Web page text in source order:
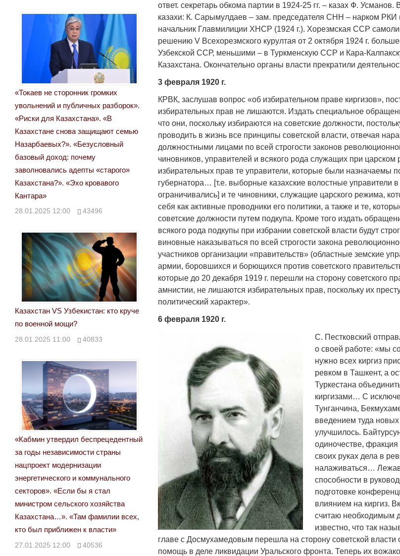
ответ. секретарь обкома партии в 1924-25 гг. – казах Ф.
казахи: К. Сарымулдаев – зам. председателя СНН – нарком РКИ
начальник Главмилиции ХНСР (1924 г.). Хорезмская ССР
решению V Всехорезмского курултая от 2 октября 1924 г.
Узбекской ССР, меньшими – в Туркменскую ССР и Кара-
Казахстана. Окончательно органы власти прекратили
3 февраля 1920 г.
КРВК, заслушав вопрос «об избирательном праве киргизов»,
избирательных прав не лишаются. Издать специальное
что они, поскольку избираются на советские должности,
проводить в жизнь все принципы советской власти, отвечая
должностными лицами по всей строгости законов
чиновников, управителей и всякого рода служащих при
избирательных прав те управители, которые были назначаемы
губернатора… [т.е. выборные казахские волостные управители
ограничивались] и те чиновники, служащие царского режима,
себя как активные проводники его политики, а также и те,
советские должности путем подкупа. Кроме того издать
всякого рода подкупы при избрании советской власти будут
виновные наказываться по всей строгости закона
участников организации «правительств» (областные земские
армии, боровшихся и борющихся против советского
которые до 20 декабря 1919 г. перешли на сторону советского
амнистии, не лишаются избирательных прав, поскольку их
политический характер».
6 февраля 1920 г.
С. Пестковский
о своей работе: «мы
нужно всех киргиз
ревком в Ташкент, а
Туркестана
киргизами… С
Тунганчина,
введением туда
улучшилось.
одиночестве, фракция
своих руках дела в
налаживаться…
способности в
подготовке
влиянием на киргиз.
считаю необходимым
известно, что так
главе с Досмухамедовым перешла на сторону советской власти
помощь в деле ликвидации Уральского фронта. Теперь их
«Токаев не сторонник громких
увольнений и публичных разборок».
«Риски для Казахстана». «В
Казахстане снова защищают семью
Назарбаевых?». «Безусловный
базовый доход: почему
заволновались адепты «старого»
Казахстана?». «Эхо кровавого
Кантара»
28.01.2025 12:00 43496
Казахстан VS Узбекистан: кто круче
по военной мощи?
28.01.2025 11:00 40833
«Кабмин утвердил беспрецедентный
за годы независимости страны
нацпроект модернизации
энергетического и коммунального
секторов». «Если бы я стал
министром сельского хозяйства
Казахстана…». «Там фамилии всех,
кто был приближен к власти»
27.01.2025 12:00 40536